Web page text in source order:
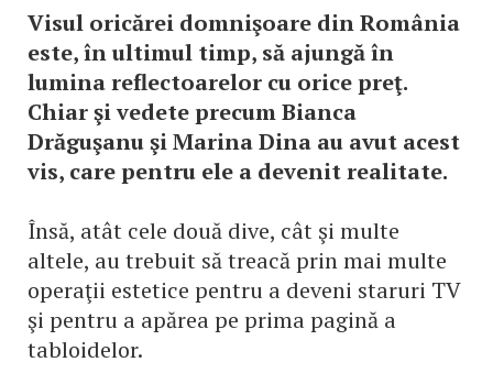
Visul oricărei domnişoare din România
este, în ultimul timp, să ajungă în
lumina reflectoarelor cu orice preţ.
Chiar şi vedete precum Bianca
Drăguşanu şi Marina Dina au avut acest
vis, care pentru ele a devenit realitate.
Însă, atât cele două dive, cât şi multe
altele, au trebuit să treacă prin mai multe
operaţii estetice pentru a deveni staruri TV
şi pentru a apărea pe prima pagină a
tabloidelor.